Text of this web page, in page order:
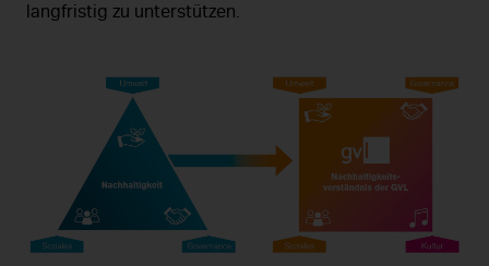
langfristig zu unterstützen.